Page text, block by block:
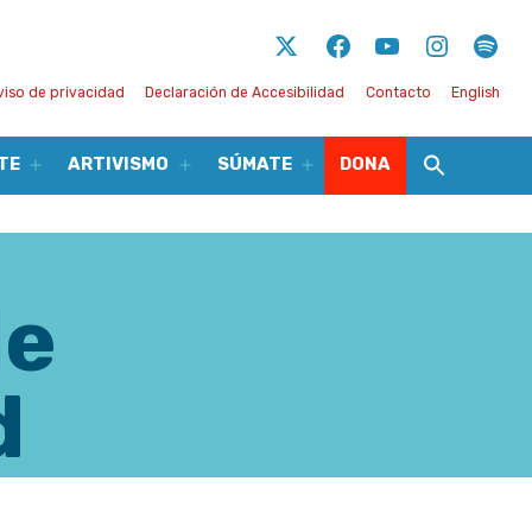
Twitter FacebookYoutube Instagram
de privacidad Declaración de Accesibilidad Contacto English
Abrir
el
ARTIVISMO
Abrir
el
SÚMATE
Abrir
el
DONA